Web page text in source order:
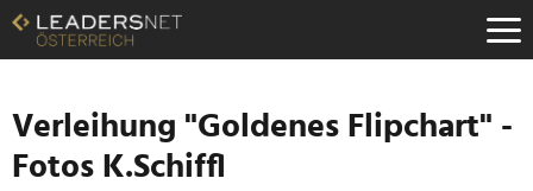
Zum
Inhalt
Zur
Navigation
Zur
Hauptnavigation
Verleihung "Goldenes Flipchart" -
Fotos K.Schiffl